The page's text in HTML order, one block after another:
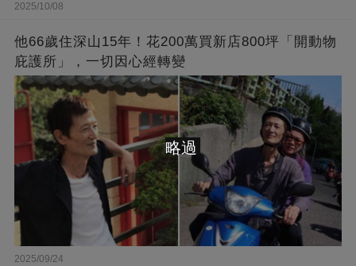
2025/10/08
他66歲住深山15年！花200萬買新店800坪「開動物
庇護所」，一切因心經轉變
2025/09/24
略過